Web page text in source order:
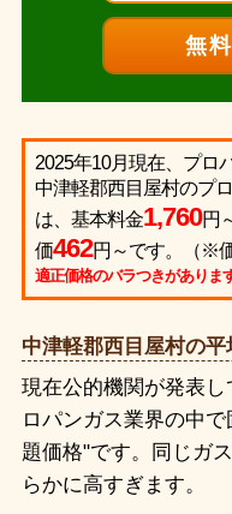
2025年10月現在、プロ
中津軽郡西目屋村のプ
は、基本料金1,760円
価462円～です。（※
適正価格のバラつきがありま
中津軽郡西目屋村の
現在公的機関が発表
ロパンガス業界の中
題価格"です。同じガ
らかに高すぎます。